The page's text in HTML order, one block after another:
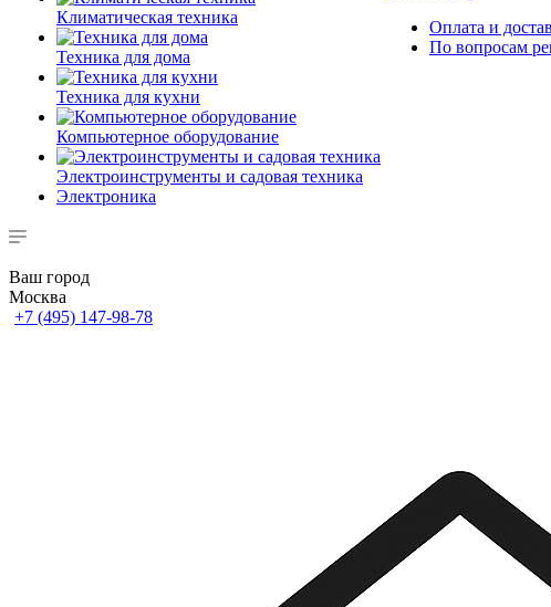
Климатическая техника
Техника для дома
Техника для кухни
Компьютерное оборудование
Электроинструменты и садовая техника
Электроника
Оплата и
По вопросам
Ваш город
Москва
+7 (495) 147-98-78